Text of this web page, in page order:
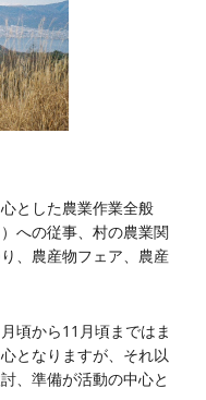
とした農業作業全般
への従事、村の農業関
、農産物フェア、農産
頃から11月頃まではま
となりますが、それ以
、準備が活動の中心と